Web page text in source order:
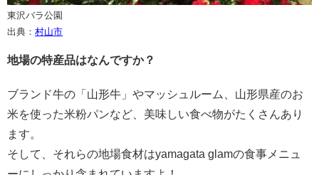
東沢バラ公園
出典： 村山市
地場の特産品はなんですか？
ブランド牛の「山形牛」やマッシュルーム、山形県産のお
米を使った米粉パンなど、美味しい食べ物がたくさんあり
ます。
そして、それらの地場食材はyamagata glamの食事メニュ